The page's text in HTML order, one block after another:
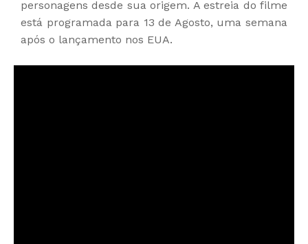
personagens desde sua origem. A estreia do filme
está programada para 13 de Agosto, uma semana
após o lançamento nos EUA.